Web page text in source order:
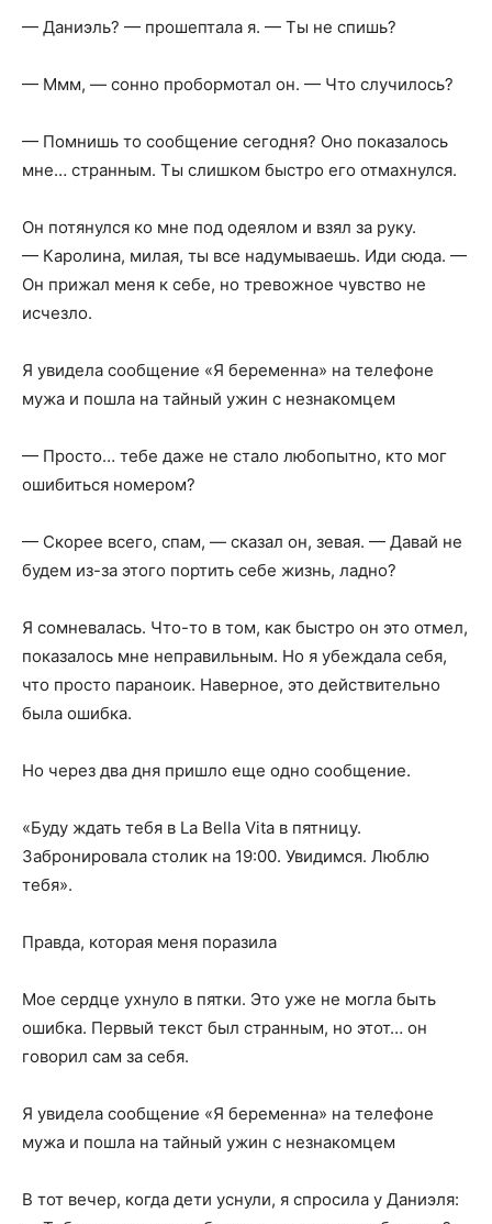
— Даниэль? — прошептала я. — Ты не спишь?
— Ммм, — сонно пробормотал он. — Что случилось?
— Помнишь то сообщение сегодня? Оно показалось
мне… странным. Ты слишком быстро его отмахнулся.
Он потянулся ко мне под одеялом и взял за руку.
— Каролина, милая, ты все надумываешь. Иди сюда. —
Он прижал меня к себе, но тревожное чувство не
исчезло.
Я увидела сообщение «Я беременна» на телефоне
мужа и пошла на тайный ужин с незнакомцем
— Просто… тебе даже не стало любопытно, кто мог
ошибиться номером?
— Скорее всего, спам, — сказал он, зевая. — Давай не
будем из-за этого портить себе жизнь, ладно?
Я сомневалась. Что-то в том, как быстро он это отмел,
показалось мне неправильным. Но я убеждала себя,
что просто параноик. Наверное, это действительно
была ошибка.
Но через два дня пришло еще одно сообщение.
«Буду ждать тебя в La Bella Vita в пятницу.
Забронировала столик на 19:00. Увидимся. Люблю
тебя».
Правда, которая меня поразила
Мое сердце ухнуло в пятки. Это уже не могла быть
ошибка. Первый текст был странным, но этот… он
говорил сам за себя.
Я увидела сообщение «Я беременна» на телефоне
мужа и пошла на тайный ужин с незнакомцем
В тот вечер, когда дети уснули, я спросила у Даниэля: